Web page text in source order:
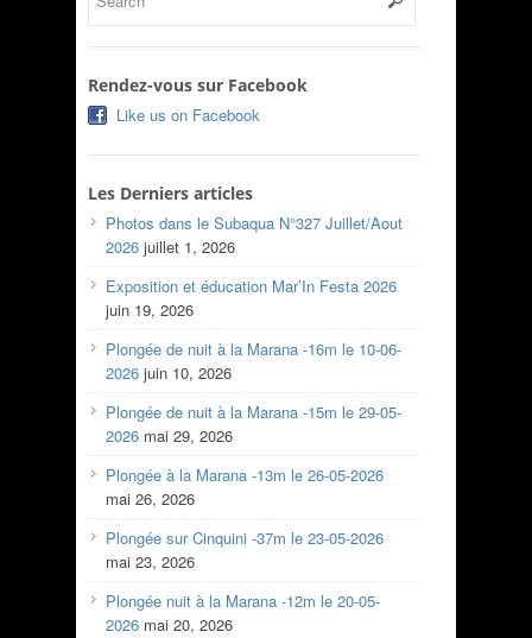
Rendez-vous sur Facebook
Like us on Facebook
Les Derniers articles
Photos dans le Subaqua N°327 Juillet/Aout
2026 juillet 1, 2026
Exposition et éducation Mar’In Festa 2026
juin 19, 2026
Plongée de nuit à la Marana -16m le 10-06-
2026 juin 10, 2026
Plongée de nuit à la Marana -15m le 29-05-
2026 mai 29, 2026
Plongée à la Marana -13m le 26-05-2026
mai 26, 2026
Plongée sur Cinquini -37m le 23-05-2026
mai 23, 2026
Plongée nuit à la Marana -12m le 20-05-
2026 mai 20, 2026